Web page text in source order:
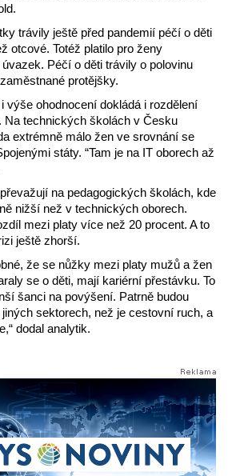
trávily ještě před pandemií péčí o děti
otcové. Totéž platilo pro ženy
Péčí o děti trávily o polovinu
protějšky.
výše ohodnocení dokládá i rozdělení
Na technických školách v Česku
extrémně málo žen ve srovnání se
státy. “Tam je na IT oborech až
na pedagogických školách, kde
nižší než v technických oborech.
mezi platy více než 20 procent. A to
ještě zhorší.
že se nůžky mezi platy mužů a žen
se o děti, mají kariérní přestávku. To
šanci na povýšení. Patrně budou
sektorech, než je cestovní ruch, a
dodal analytik.